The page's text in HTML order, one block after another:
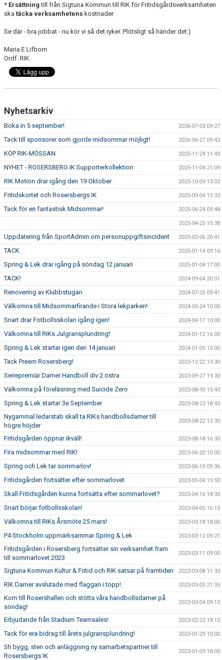
* Ersättning till från Sigtuna Kommun till RIK för Fritidsgårdsverksamheten
ska täcka verksamhetens kostnader
Se där - bra jobbat - nu kör vi så det ryker. Plötsligt så händer det:)
Maria E Lifbom
Ordf. RIK
Nyhetsarkiv
Boka in 5 september! 2026-07-03 09:27
Tack till sponsorer som gjorde midsommar möjligt! 2026-06-27 09:42
KÖP RIK-MÖSSAN 2025-11-24 11:40
NYHET - ROSERSBERG IK Supporterkollektion 2025-11-04 21:09
RIK Motion drar igång den 19 Oktober 2025-10-09 13:02
Fritidskortet och Rosersbergs IK 2025-09-04 15:33
Tack för en fantastisk Midsommar! 2025-06-24 09:48
2025-04-25 15:38
Uppdatering från SportAdmin om personuppgiftsincident 2025-02-06 20:41
TACK 2025-01-14 09:16
Spring & Lek drar igång på söndag 12 januari 2025-01-08 17:00
TACK! 2024-09-04 20:01
Renovering av Klubbstugan 2024-07-25 09:41
Välkomna till Midsommarfirande i Stora lekparken! 2024-05-24 10:00
Snart drar Fotbollsskolan igång igen! 2024-04-17 10:00
Välkomna till RIKs Julgransplundring! 2024-01-12 16:00
Spring & Lek startar igen den 14 januari 2024-01-05 15:00
Tack Preem Rosersberg! 2023-12-22 19:30
Seriepremiär Damer Handboll div 2 östra 2023-09-27 19:30
Välkomna på föreläsning med Suicide Zero 2023-08-30 15:40
Spring & Lek startar 3e September 2023-08-23 18:40
Nygammal ledarstab skall ta RIKs handbollsdamer till
högre höjder
2023-08-22 12:30
Fritidsgården öppnar ikväll! 2023-08-18 16:30
Fira midsommar med RIK! 2023-06-20 10:00
Spring och Lek tar sommarlov! 2023-06-10 09:36
Fritidsgården fortsätter efter sommarlovet 2023-05-04 15:50
Skall Fritidsgården kunna fortsätta efter sommarlovet? 2023-04-16 18:30
Snart börjar fotbollsskolan! 2023-04-05 16:15
Välkomna till RIKs Årsmöte 25 mars! 2023-03-18 18:00
P4 Stockholm uppmärksammar Spring & Lek 2023-03-12 09:21
Fritidsgården i Rosersberg fortsätter sin verksamhet fram
till sommarlovet 2023
2023-03-11 09:00
Sigtuna Kommun Kultur & Fritid och RIK satsar på framtiden 2023-03-08 11:30
RIK Damer avslutade med flaggan i topp! 2023-03-05 21:35
Kom till Rosershallen och stötta våra handbollsdamer på
söndag!
2023-03-04 09:10
Erbjudande från Stadium Teamsales! 2023-02-23 18:10
Tack för era bidrag till årets julgransplundring! 2023-01-29 10:00
Sh bygg, sten och anläggning ny samarbetspartner till
Rosersbergs IK
2023-01-09 18:00